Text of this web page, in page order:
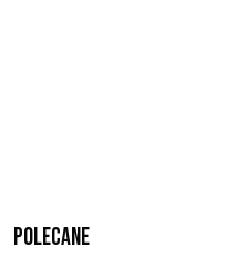
Polecane